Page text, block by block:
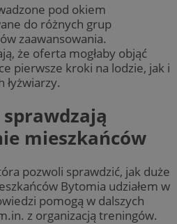
pod okiem
do różnych grup
zaawansowania.
że oferta mogłaby objąć
pierwsze kroki na lodzie, jak i
łyżwiarzy.
mieszkańców
pozwoli sprawdzić, jak duże
Bytomia udziałem w
pomogą w dalszych
z organizacją treningów.